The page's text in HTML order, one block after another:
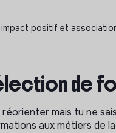
positif et
de
mais tu ne
aux métiers de